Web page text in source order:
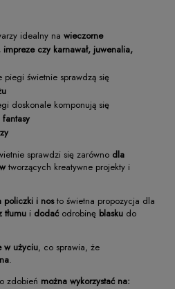
idealny na wieczorne
czy karnawał, juwenalia,
świetnie sprawdzą się
doskonale komponują się
sprawdzi się zarówno dla
tworzących kreatywne projekty i
policzki i nosto świetna propozycja dla
tłumu i dodać odrobinę blasku do
w użyciu, co sprawia, że
.
zdobień można wykorzystać na: